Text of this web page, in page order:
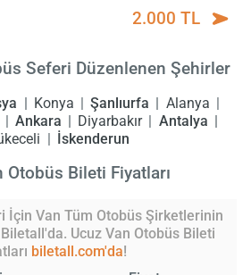
2.000 TL
Seferi Düzenlenen Şehirler
Konya Şanlıurfa
Alanya
Ankara Diyarbakır
Antalya
İskenderun
Otobüs Bileti Fiyatları
İçin Van Tüm Otobüs Şirketlerinin
Ucuz Van Otobüs Bileti
biletall.com'da!